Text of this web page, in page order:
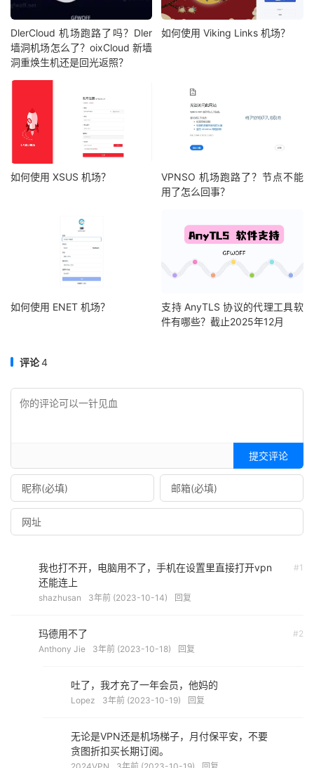
DlerCloud 机场跑路了吗？Dler
墙洞机场怎么了？oixCloud 新墙
洞重焕生机还是回光返照？
如何使用 Viking Links 机场？
如何使用 XSUS 机场？
VPNSO 机场跑路了？节点不能
用了怎么回事？
如何使用 ENET 机场？
支持 AnyTLS 协议的代理工具软
件有哪些？截止2025年12月
评论4
提交评论
#1
我也打不开，电脑用不了，手机在设置里直接打开vpn
还能连上
shazhusan 3年前 (2023-10-14) 回复
#2
玛德用不了
Anthony Jie 3年前 (2023-10-18) 回复
吐了，我才充了一年会员，他妈的
Lopez 3年前 (2023-10-19) 回复
无论是VPN还是机场梯子，月付保平安，不要
贪图折扣买长期订阅。